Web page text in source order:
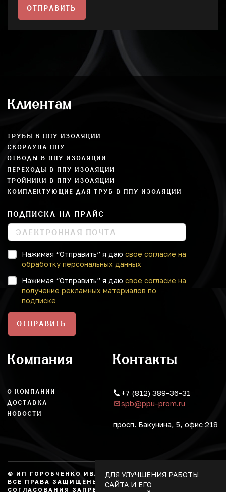
ОТПРАВИТЬ
Клиентам
ТРУБЫ В ППУ ИЗОЛЯЦИИ
СКОРЛУПА ППУ
ОТВОДЫ В ППУ ИЗОЛЯЦИИ
ПЕРЕХОДЫ В ППУ ИЗОЛЯЦИИ
ТРОЙНИКИ В ППУ ИЗОЛЯЦИИ
КОМПЛЕКТУЮЩИЕ ДЛЯ ТРУБ В ППУ ИЗОЛЯЦИИ
ПОДПИСКА НА ПРАЙС
Нажимая “Отправить” я даю свое согласие на
обработку персональных данных
Нажимая “Отправить” я даю свое согласие на
получение рекламных материалов по
подписке
ОТПРАВИТЬ
Компания
О КОМПАНИИ
ДОСТАВКА
НОВОСТИ
Контакты
+7 (812) 389-36-31
spb@ppu-prom.ru
просп. Бакунина, 5, офис 218
© ИП ГОРОБЧЕНКО ИВАН АЛЕКСАНДРОВИЧ, 2026.
ВСЕ ПРАВА ЗАЩИЩЕНЫ, КОПИРОВАНИЕ БЕЗ
СОГЛАСОВАНИЯ ЗАПРЕЩЕНО. НЕ ЯВЛЯЕТСЯ
ДЛЯ УЛУЧШЕНИЯ РАБОТЫ
САЙТА И ЕГО